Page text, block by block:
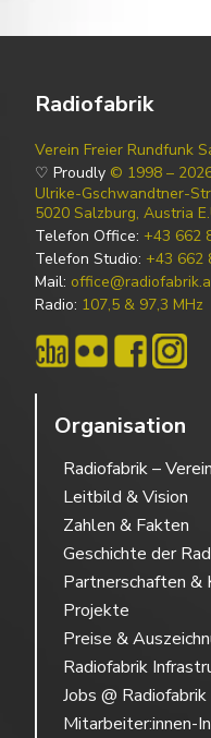
Radiofabrik
Verein Freier Rundfunk
♡ Proudly © 1998 –
Ulrike-Gschwandtner-
5020 Salzburg, Austria
Telefon Office: +43 662
Telefon Studio: +43 662
Mail:
Radio: 107,5 & 97,3 MHz
Organisation
Radiofabrik –
Leitbild & Vision
Zahlen & Fakten
Geschichte der
Partnerschaften &
Projekte
Preise &
Radiofabrik
Jobs @ Radiofabrik
Mitarbeiter:innen-